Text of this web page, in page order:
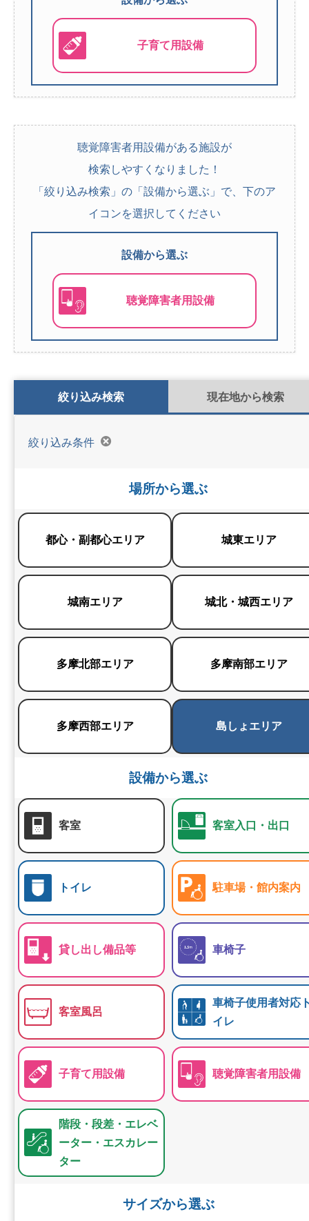
子育て用設備
聴覚障害者用設備がある施設が
検索しやすくなりました！
「絞り込み検索」の「設備から選ぶ」で、下のア
イコンを選択してください
設備から選ぶ
聴覚障害者用設備
絞り込み検索 現在地から検索
絞り込み条件
場所から選ぶ
都心・副都心エリア 城東エリア
城南エリア 城北・城西エリア
多摩北部エリア 多摩南部エリア
多摩西部エリア 島しょエリア
設備から選ぶ
客室 客室入口・出口
トイレ 駐車場・館内案内
貸し出し備品等 車椅子
客室風呂
車椅子使用者対応
イレ
子育て用設備 聴覚障害者用設備
階段・段差・エレベ
ーター・エスカレー
ター
サイズから選ぶ